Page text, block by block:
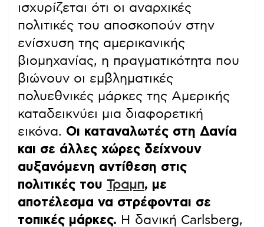
ισχυρίζεται ότι οι αναρχικές
πολιτικές του αποσκοπούν στην
ενίσχυση της αμερικανικής
βιομηχανίας, η πραγματικότητα που
βιώνουν οι εμβληματικές
πολυεθνικές μάρκες της Αμερικής
καταδεικνύει μια διαφορετική
εικόνα. Οι καταναλωτές στη Δανία
και σε άλλες χώρες δείχνουν
αυξανόμενη αντίθεση στις
πολιτικές του Τραμπ, με
αποτέλεσμα να στρέφονται σε
τοπικές μάρκες. Η δανική Carlsberg,